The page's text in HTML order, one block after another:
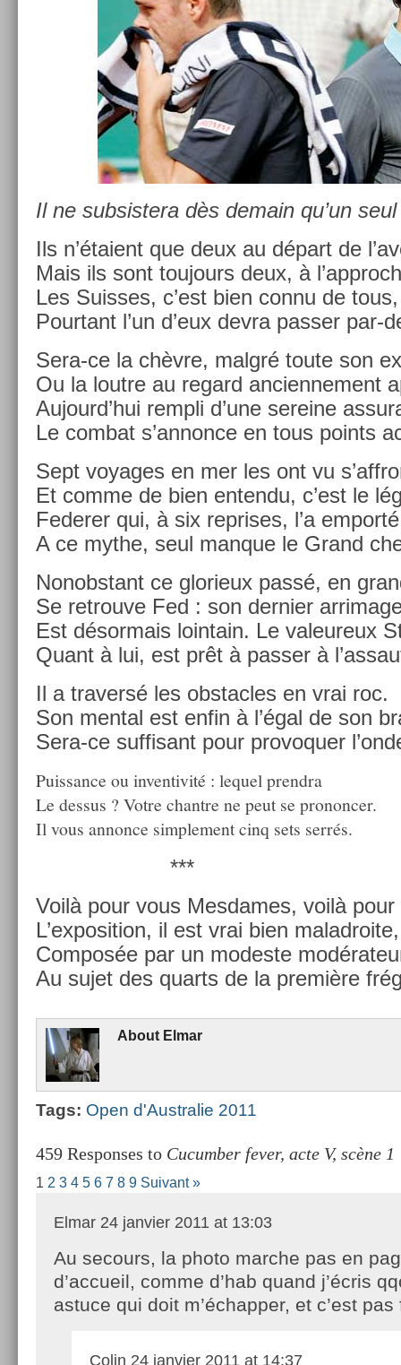
Il ne sub­sis­tera dès de­main qu’un
Ils n’étaient que deux au départ de
Mais ils sont toujours deux, à
Les Suis­ses, c’est bien connu de
Pour­tant l’un d’eux devra pass­er par-
Sera-ce la chèvre, malgré toute son
Ou la lout­re au re­gard an­cien­ne­ment
Aujourd’hui re­mpli d’une sereine
Le com­bat s’an­nonce en tous points
Sept voyages en mer les ont vu
Et comme de bien en­ten­du, c’est le
Feder­er qui, à six re­prises, l’a
A ce mythe, seul man­que le Grand
Non­obstant ce glorieux passé, en
Se retro­uve Fed : son de­rni­er
Est désor­mais loin­tain. Le valeureux
Quant à lui, est prêt à pass­er à
Il a trav­ersé les ob­stac­les en vrai roc.
Son ment­al est enfin à l’égal de son
Sera-ce suf­fisant pour pro­voqu­er
Puis­sance ou in­ven­tivité : lequel pre­ndra
Le de­ssus ? Votre chantre ne peut se pro­nonc­er.
Il vous an­non­ce simple­ment cinq sets serrés.
***
Voilà pour vous Mes­dames, voilà
L’ex­posi­tion, il est vrai bien mal­ad­roite,
Com­pos­ée par un modes­te
Au sujet des quarts de la première
About Elmar
Tags: Open d'Australie 2011
459 Responses to Cucumber fever, acte V, scène 1
1 2 3 4 5 6 7 8 9 Suivant »
Elmar 24 janvier 2011 at 13:03
Au secours, la photo marche pas en
d’accueil, comme d’hab quand j’écris
astuce qui doit m’échapper, et c’est pas
Colin 24 janvier 2011 at 14:37